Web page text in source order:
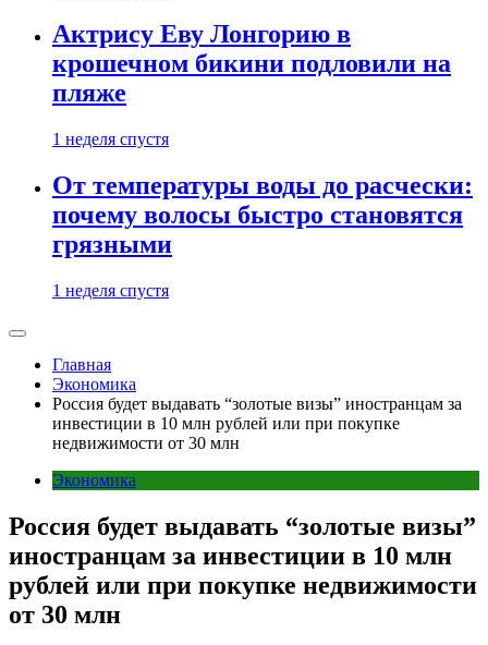
Актрису Еву Лонгорию в
крошечном бикини подловили на
пляже
1 неделя спустя
От температуры воды до расчески:
почему волосы быстро становятся
грязными
1 неделя спустя
Главная
Экономика
Россия будет выдавать “золотые визы” иностранцам за
инвестиции в 10 млн рублей или при покупке
недвижимости от 30 млн
Экономика
Россия будет выдавать “золотые визы”
иностранцам за инвестиции в 10 млн
рублей или при покупке недвижимости
от 30 млн